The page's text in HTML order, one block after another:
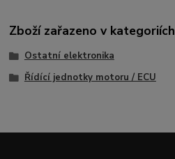
Zboží zařazeno v kategoriích
Ostatní elektronika
Řídící jednotky motoru / ECU